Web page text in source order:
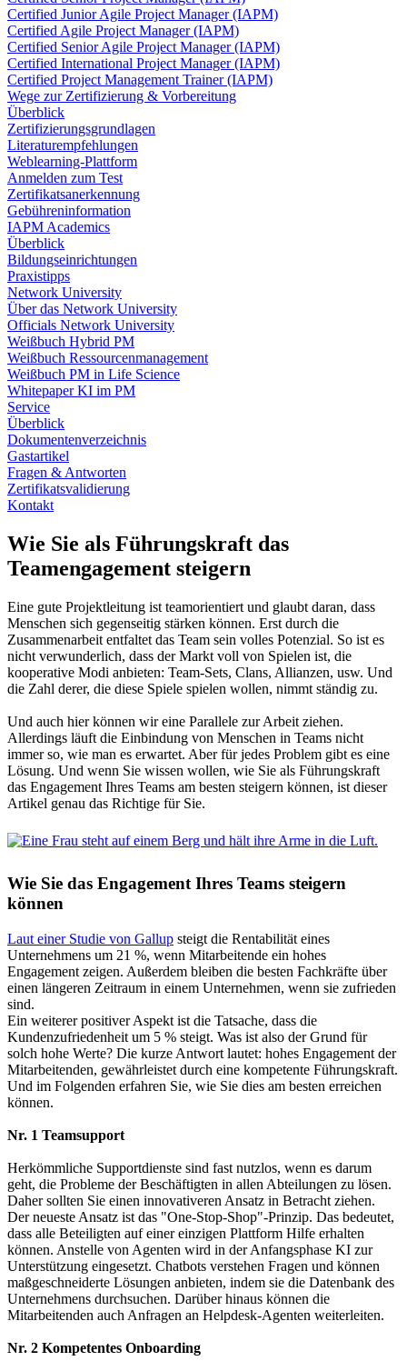
Certified Junior Agile Project Manager (IAPM)
Certified Agile Project Manager (IAPM)
Certified Senior Agile Project Manager (IAPM)
Certified International Project Manager (IAPM)
Certified Project Management Trainer (IAPM)
Wege zur Zertifizierung & Vorbereitung
Überblick
Zertifizierungsgrundlagen
Literaturempfehlungen
Weblearning-Plattform
Anmelden zum Test
Zertifikatsanerkennung
Gebühreninformation
IAPM Academics
Überblick
Bildungseinrichtungen
Praxistipps
Network University
Über das Network University
Officials Network University
Weißbuch Hybrid PM
Weißbuch Ressourcenmanagement
Weißbuch PM in Life Science
Whitepaper KI im PM
Service
Überblick
Dokumentenverzeichnis
Gastartikel
Fragen & Antworten
Zertifikatsvalidierung
Kontakt
Wie Sie als Führungskraft das
Teamengagement steigern
Eine gute Projektleitung ist teamorientiert und glaubt daran, dass
Menschen sich gegenseitig stärken können. Erst durch die
Zusammenarbeit entfaltet das Team sein volles Potenzial. So ist es
nicht verwunderlich, dass der Markt voll von Spielen ist, die
kooperative Modi anbieten: Team-Sets, Clans, Allianzen, usw. Und
die Zahl derer, die diese Spiele spielen wollen, nimmt ständig zu.
Und auch hier können wir eine Parallele zur Arbeit ziehen.
Allerdings läuft die Einbindung von Menschen in Teams nicht
immer so, wie man es erwartet. Aber für jedes Problem gibt es eine
Lösung. Und wenn Sie wissen wollen, wie Sie als Führungskraft
das Engagement Ihres Teams am besten steigern können, ist dieser
Artikel genau das Richtige für Sie.
Wie Sie das Engagement Ihres Teams steigern
können
Laut einer Studie von Gallup steigt die Rentabilität eines
Unternehmens um 21 %, wenn Mitarbeitende ein hohes
Engagement zeigen. Außerdem bleiben die besten Fachkräfte über
einen längeren Zeitraum in einem Unternehmen, wenn sie zufrieden
sind.
Ein weiterer positiver Aspekt ist die Tatsache, dass die
Kundenzufriedenheit um 5 % steigt. Was ist also der Grund für
solch hohe Werte? Die kurze Antwort lautet: hohes Engagement der
Mitarbeitenden, gewährleistet durch eine kompetente Führungskraft.
Und im Folgenden erfahren Sie, wie Sie dies am besten erreichen
können.
Nr. 1 Teamsupport
Herkömmliche Supportdienste sind fast nutzlos, wenn es darum
geht, die Probleme der Beschäftigten in allen Abteilungen zu lösen.
Daher sollten Sie einen innovativeren Ansatz in Betracht ziehen.
Der neueste Ansatz ist das "One-Stop-Shop"-Prinzip. Das bedeutet,
dass alle Beteiligten auf einer einzigen Plattform Hilfe erhalten
können. Anstelle von Agenten wird in der Anfangsphase KI zur
Unterstützung eingesetzt. Chatbots verstehen Fragen und können
maßgeschneiderte Lösungen anbieten, indem sie die Datenbank des
Unternehmens durchsuchen. Darüber hinaus können die
Mitarbeitenden auch Anfragen an Helpdesk-Agenten weiterleiten.
Nr. 2 Kompetentes Onboarding